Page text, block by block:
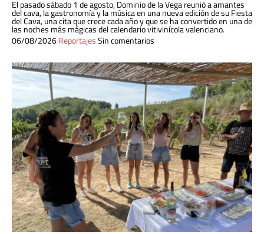
El pasado sábado 1 de agosto, Dominio de la Vega reunió a amantes
del cava, la gastronomía y la música en una nueva edición de su Fiesta
del Cava, una cita que crece cada año y que se ha convertido en una de
las noches más mágicas del calendario vitivinícola valenciano.
06/08/2026ReportajesSin comentarios